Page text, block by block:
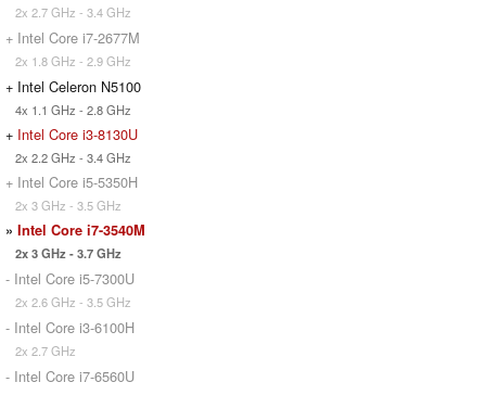
2x 2.7 GHz - 3.4 GHz
+ Intel Core i7-2677M
2x 1.8 GHz - 2.9 GHz
+ Intel Celeron N5100
4x 1.1 GHz - 2.8 GHz
+ Intel Core i3-8130U
2x 2.2 GHz - 3.4 GHz
+ Intel Core i5-5350H
2x 3 GHz - 3.5 GHz
» Intel Core i7-3540M
2x 3 GHz - 3.7 GHz
- Intel Core i5-7300U
2x 2.6 GHz - 3.5 GHz
- Intel Core i3-6100H
2x 2.7 GHz
- Intel Core i7-6560U